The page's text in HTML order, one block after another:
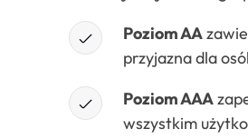
Poziom AA
przyjazna dla
Poziom AAA
wszystkim